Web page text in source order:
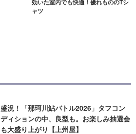
効いた室内でも快適！優れもののTシ
ャツ
盛況！「那珂川鮎バトル2026」タフコン
ディションの中、良型も。お楽しみ抽選会
も大盛り上がり【上州屋】